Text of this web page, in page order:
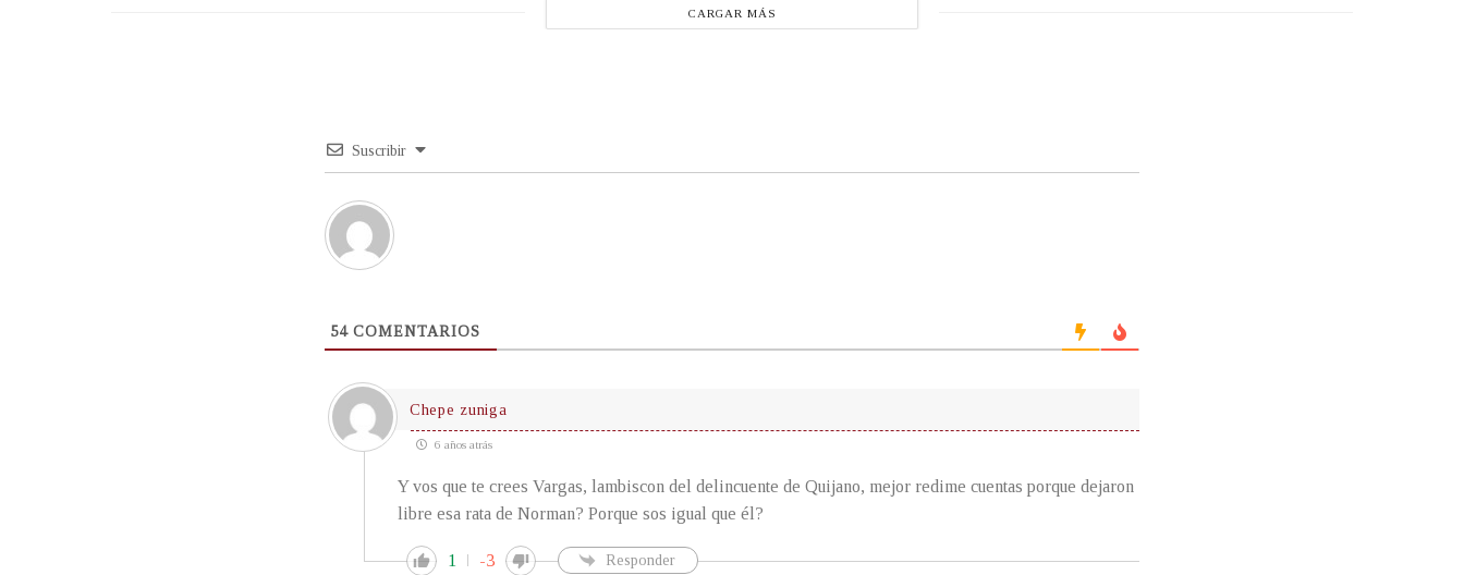
CARGAR MÁS
Suscribir
54COMENTARIOS
Chepe zuniga
6 años atrás
Y vos que te crees Vargas, lambiscon del delincuente de Quijano, mejor redime cuentas porque dejaron
libre esa rata de Norman? Porque sos igual que él?
1 -3 Responder